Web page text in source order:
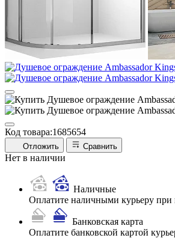
Код товара:1685654
Отложить Сравнить
Нет в наличии
Наличные
Оплатите наличными курьеру
Банковская карта
Оплатите банковской картой